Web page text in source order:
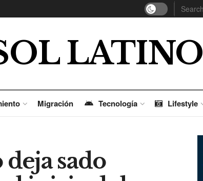
LATINO
Migración Tecnología Lifestyle
sado